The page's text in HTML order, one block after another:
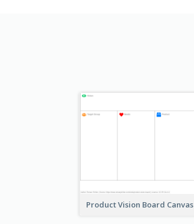
Product Vision Board Canvas